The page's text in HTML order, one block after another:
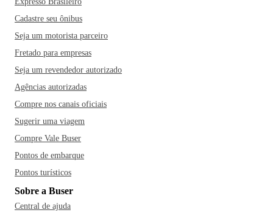
Cadastre seu ônibus
Seja um motorista parceiro
Fretado para empresas
Seja um revendedor autorizado
Agências autorizadas
Compre nos canais oficiais
Sugerir uma viagem
Compre Vale Buser
Pontos de embarque
Pontos turísticos
Sobre a Buser
Central de ajuda